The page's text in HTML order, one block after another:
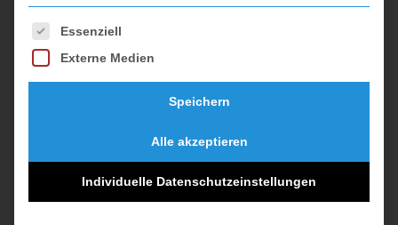
AUCH IN ALTBAUTEN EINBAUEN,
SAGEN DIE LIFTEXPERTEN AUS
STUTTGART
eine nicht seltene Kombination auch im Großraum der
Situation der Bewohner verändert und das
Treppensteigen im Haus oder der Wohnung zum Problem
Es folgt eine Liste der Service-Gruppen, für die eine
Essenziell
Externe Medien
Speichern
Alle akzeptieren
Individuelle Datenschutzeinstellungen